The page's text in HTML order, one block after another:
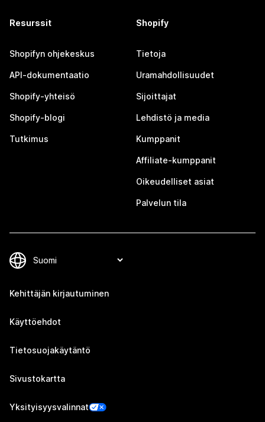
Resurssit
Shopifyn ohjekeskus
API-dokumentaatio
Shopify-yhteisö
Shopify-blogi
Tutkimus
Shopify
Tietoja
Uramahdollisuudet
Sijoittajat
Lehdistö ja media
Kumppanit
Affiliate-kumppanit
Oikeudelliset asiat
Palvelun tila
Kehittäjän kirjautuminen
Käyttöehdot
Tietosuojakäytäntö
Sivustokartta
Yksityisyysvalinnat